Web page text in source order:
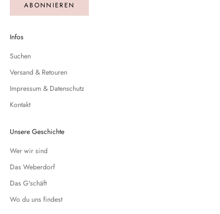
ABONNIEREN
Infos
Suchen
Versand & Retouren
Impressum & Datenschutz
Kontakt
Unsere Geschichte
Wer wir sind
Das Weberdorf
Das G'schäft
Wo du uns findest